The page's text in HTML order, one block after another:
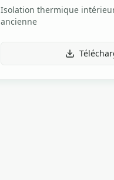
Isolation thermique
ancienne